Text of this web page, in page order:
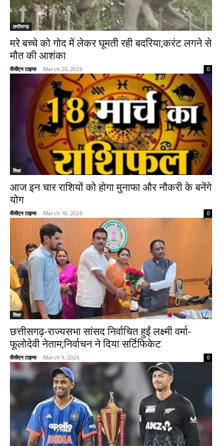
छत्तीसगढ़
मरे बच्चे को गोद में लेकर घूमती रही बदरिया;करंट लगने से
मौत की आशंका
वीसीएन टाइम्स - March 26, 2026 0
शिक्षा
आज इन चार राशियों को होगा मुनाफा और नौकरी के बनेंगे
योग
वीसीएन टाइम्स - March 18, 2026 0
शिक्षा
छत्तीसगढ़-राज्यसभा सांसद निर्वाचित हुईं लक्ष्मी वर्मा-
फूलोदेवी नेताम;निर्वाचन ने दिया सर्टिफिकेट
वीसीएन टाइम्स - March 9, 2026 0